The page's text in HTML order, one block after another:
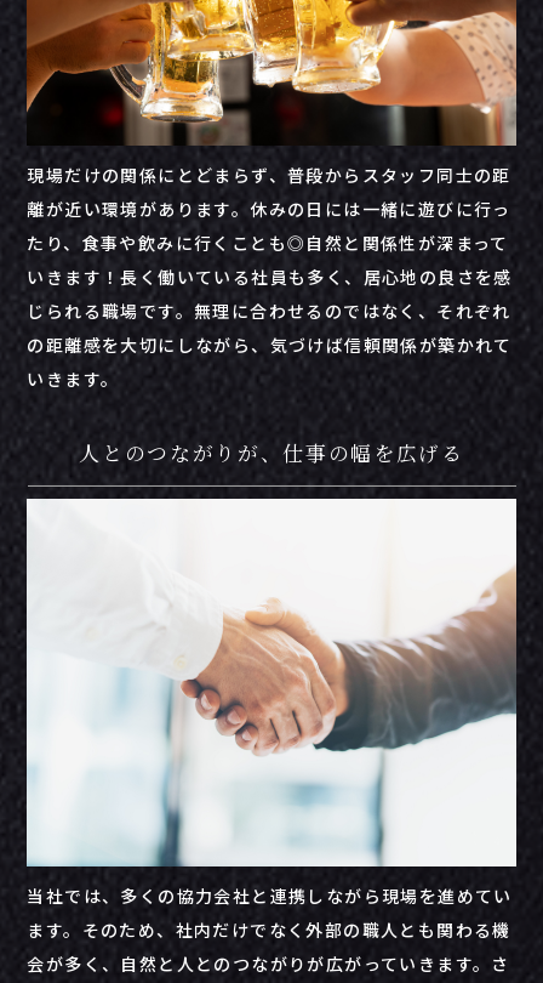
現場だけの関係にとどまらず、普段からスタッフ同士の距
離が近い環境があります。休みの日には一緒に遊びに行っ
たり、食事や飲みに行くことも◎自然と関係性が深まって
いきます！長く働いている社員も多く、居心地の良さを感
じられる職場です。無理に合わせるのではなく、それぞれ
の距離感を大切にしながら、気づけば信頼関係が築かれて
いきます。
人とのつながりが、仕事の幅を広げる
当社では、多くの協力会社と連携しながら現場を進めてい
ます。そのため、社内だけでなく外部の職人とも関わる機
会が多く、自然と人とのつながりが広がっていきます。さ